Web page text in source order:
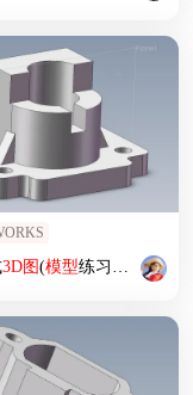
3D图(模型练习题)-007